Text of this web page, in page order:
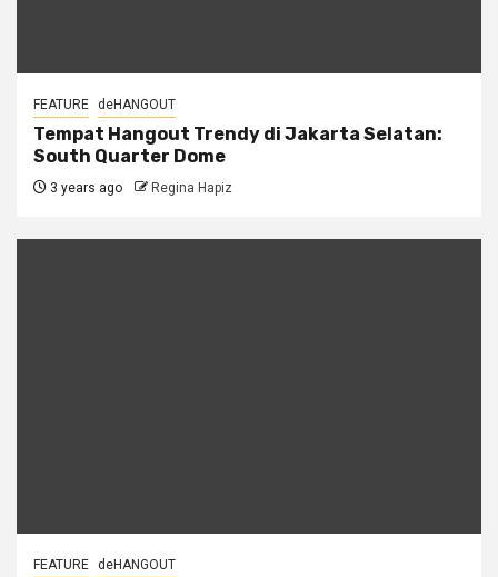
FEATURE deHANGOUT
Tempat Hangout Trendy di Jakarta Selatan:
South Quarter Dome
3 years ago Regina Hapiz
FEATURE deHANGOUT